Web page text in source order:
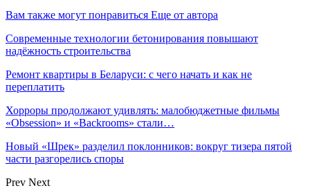
Вам также могут понравиться Еще от автора
Современные технологии бетонирования повышают
надёжность строительства
Ремонт квартиры в Беларуси: с чего начать и как не
переплатить
Хорроры продолжают удивлять: малобюджетные фильмы
«Obsession» и «Backrooms» стали…
Новый «Шрек» разделил поклонников: вокруг тизера пятой
части разгорелись споры
Prev Next